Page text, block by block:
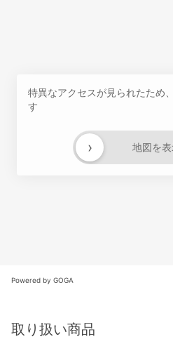
特異なアクセスが見られたため
す
地図を
›
Powered by GOGA
取り扱い商品